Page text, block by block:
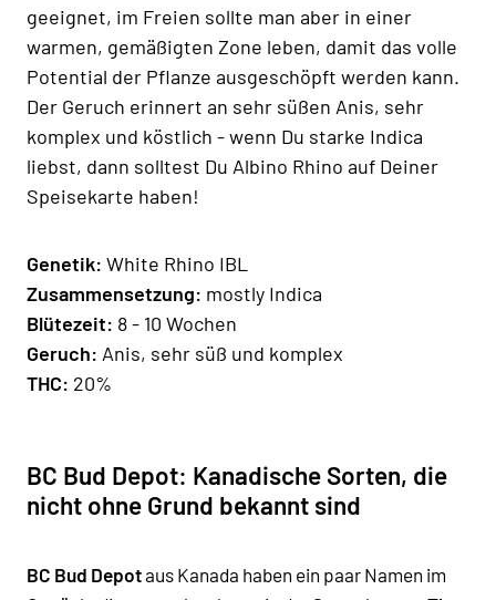
geeignet, im Freien sollte man aber in einer
warmen, gemäßigten Zone leben, damit das volle
Potential der Pflanze ausgeschöpft werden kann.
Der Geruch erinnert an sehr süßen Anis, sehr
komplex und köstlich - wenn Du starke Indica
liebst, dann solltest Du Albino Rhino auf Deiner
Speisekarte haben!
Genetik: White Rhino IBL
Zusammensetzung: mostly Indica
Blütezeit: 8 - 10 Wochen
Geruch: Anis, sehr süß und komplex
THC: 20%
BC Bud Depot: Kanadische Sorten, die
nicht ohne Grund bekannt sind
BC Bud Depotaus Kanada haben ein paar Namen im